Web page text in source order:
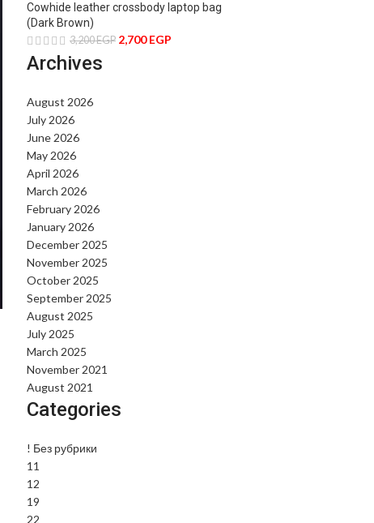
Cowhide leather crossbody laptop bag
(Dark Brown)
3,200EGP 2,700EGP
Archives
August 2026
July 2026
June 2026
May 2026
April 2026
March 2026
February 2026
January 2026
December 2025
November 2025
October 2025
September 2025
August 2025
July 2025
March 2025
November 2021
August 2021
Categories
! Без рубрики
11
12
19
22